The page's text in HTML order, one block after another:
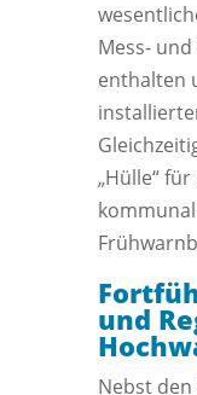
Mess-
enthalten
„Hülle“
und
Nebst